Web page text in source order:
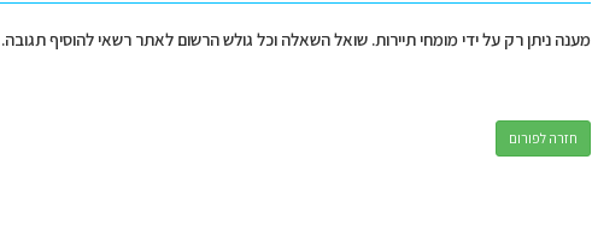
מענה ניתן רק על ידי מומחי תיירות. שואל השאלה וכל גולש הרשום לאתר רשאי להוסיף תגובה.
חזרה לפורום